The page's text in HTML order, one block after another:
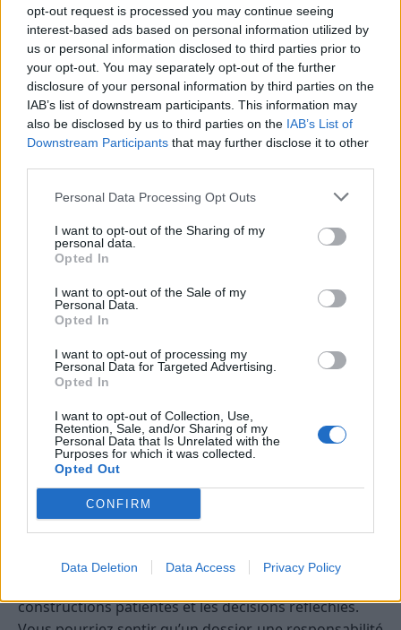
opt-out request is processed you may continue seeing
interest-based ads based on personal information utilized by
us or personal information disclosed to third parties prior to
your opt-out. You may separately opt-out of the further
disclosure of your personal information by third parties on the
IAB’s list of downstream participants. This information may
also be disclosed by us to third parties on the IAB’s List of
Downstream Participants that may further disclose it to other
Personal Data Processing Opt Outs
I want to opt-out of the Sharing of my
personal data.
Opted In
I want to opt-out of the Sale of my
Personal Data.
Opted In
I want to opt-out of processing my
Personal Data for Targeted Advertising.
Opted In
I want to opt-out of Collection, Use,
Retention, Sale, and/or Sharing of my
Personal Data that Is Unrelated with the
Purposes for which it was collected.
Opted Out
CONFIRM
Data Deletion Data Access Privacy Policy
plus sereine, notamment dans le domaine relationnel
ou matériel. Le climat du 01 May 2026 favorise les
vérités dites calmement, les choix plus lucides et les
transformations discrètes mais profondes. Une
opportunité peut naître d’un changement de
perspective, d’un conseil reçu ou d’une prise de
distance salutaire. Évitez simplement de nourrir des
suppositions sans preuve : aujourd’hui, la clarté vous
servira davantage que l’interprétation.
Sagittaire— La journée s’ouvre sur une énergie de
mouvement, d’ouverture et de relance. Vous pourriez
une sortie, une idée ou une démarche que vous aviez
laissée de côté. Les influences astrales soutiennent
redonnent de l’élan. Sur le plan émotionnel, vous
gagnerez à canaliser votre énergie pour ne pas partir
dans trop de directions à la fois. Une bonne nouvelle
ou une proposition intéressante peut arriver de
manière assez spontanée. Côté relations, l’ambiance
est propice à la convivialité, à condition de ne pas
minimiser ce qu’une autre personne essaie
d’exprimer plus sérieusement. Le bon rythme du jour
constructions patientes et les décisions réfléchies.